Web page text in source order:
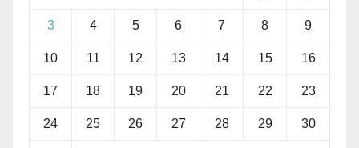
3 4 5 6 7 8 9
10 11 12 13 14 15 16
17 18 19 20 21 22 23
24 25 26 27 28 29 30